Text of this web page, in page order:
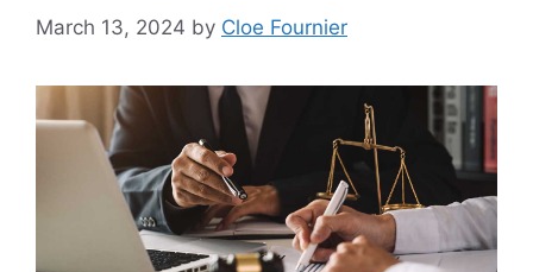
March 13, 2024 by Cloe Fournier